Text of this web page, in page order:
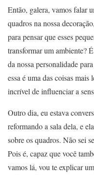
Então, galera, vamos falar
quadros na nossa
para pensar que esses
transformar um ambiente?
da nossa personalidade
essa é uma das coisas mais
incrível de influenciar a
Outro dia, eu estava
reformando a sala dela, e
sobre os quadros. Não sei
Pois é, capaz que você
vamos lá, vou te explicar